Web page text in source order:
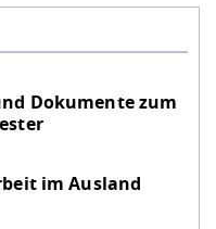
Dokumente zum
im Ausland